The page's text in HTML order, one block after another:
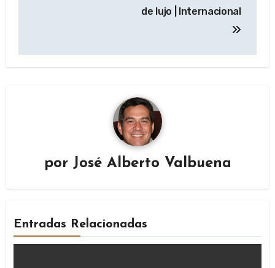
de lujo | Internacional
por José Alberto Valbuena
Entradas Relacionadas